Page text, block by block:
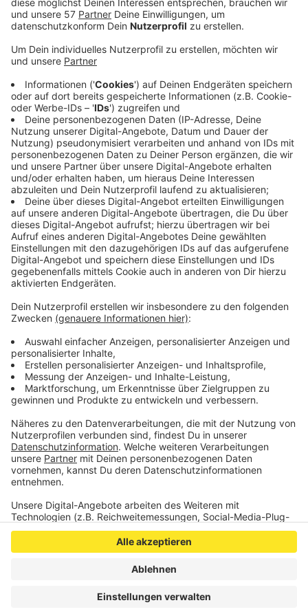
Städteregion Aachen, den Kreisen Düren, Euskirchen
und Heinsberg sowie der IHK Aachen wird vom Bund
Bis zu 400.000 Euro gibt das Bundesministerium für
Verkehr und digitale Infrastruktur. Damit soll ein
Konzept für die Wasserstoff-Wirtschaft in der Region
im Rahmen des Strukturwandels erstellt werden.
Die IHK sieht darin eine gute Gelegenheit, mit
innovativen Unternehmen zukunftssichere
Arbeitsplätze zu schaffen.
Mit dem Hydrogen Hub wollen die Beteiligten unsere
Gegend zu einem Hotspot der Wasserstoff-
Wirtschaft in Deutschland machen.
(Hier unten auf das Bild klicken, um das Logo des
Hydrogen Hub Aachen ganz zu sehen)
Anzeige
©IHK Aachen
Anzeige